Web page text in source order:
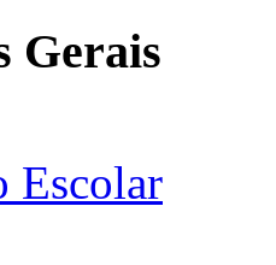
Gerais
Escolar